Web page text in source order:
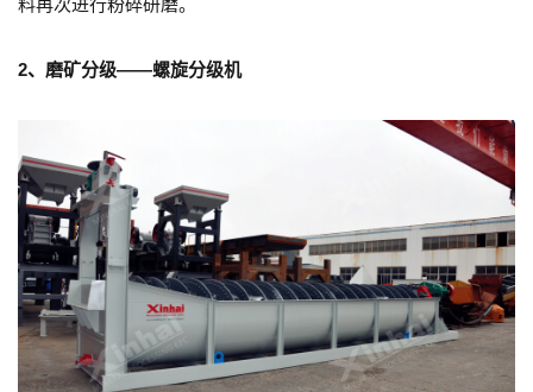
2、磨矿分级——螺旋分级机